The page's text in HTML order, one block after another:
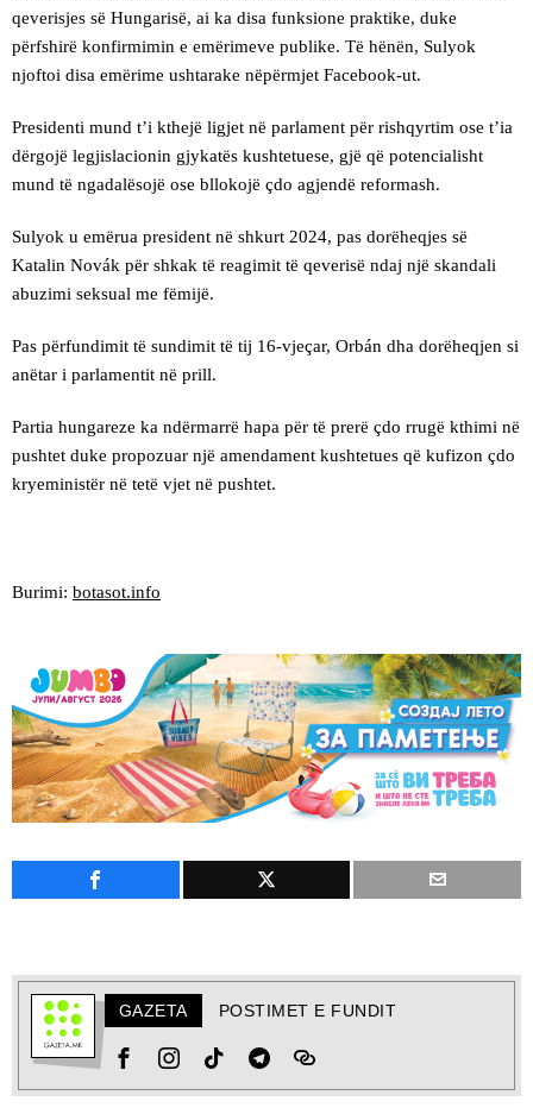
qeverisjes së Hungarisë, ai ka disa funksione praktike, duke
përfshirë konfirmimin e emërimeve publike. Të hënën, Sulyok
njoftoi disa emërime ushtarake nëpërmjet Facebook-ut.
Presidenti mund t’i kthejë ligjet në parlament për rishqyrtim ose t’ia
dërgojë legjislacionin gjykatës kushtetuese, gjë që potencialisht
mund të ngadalësojë ose bllokojë çdo agjendë reformash.
Sulyok u emërua president në shkurt 2024, pas dorëheqjes së
Katalin Novák për shkak të reagimit të qeverisë ndaj një skandali
abuzimi seksual me fëmijë.
Pas përfundimit të sundimit të tij 16-vjeçar, Orbán dha dorëheqjen si
anëtar i parlamentit në prill.
Partia hungareze ka ndërmarrë hapa për të prerë çdo rrugë kthimi në
pushtet duke propozuar një amendament kushtetues që kufizon çdo
kryeministër në tetë vjet në pushtet.
Burimi: botasot.info
GAZETA POSTIMET E FUNDIT